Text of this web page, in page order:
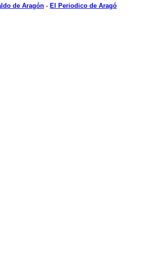
de Aragón - El Periodico de Aragó